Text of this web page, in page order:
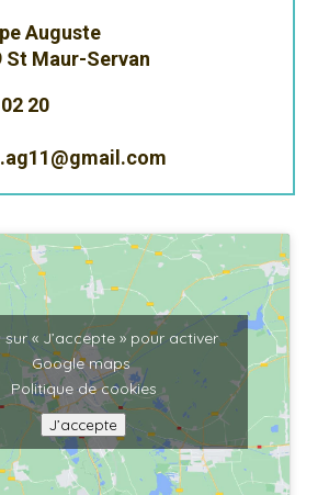
Auguste
St Maur-Servan
20
sur « J’accepte » pour activer
Google maps
Politique de cookies
J’accepte